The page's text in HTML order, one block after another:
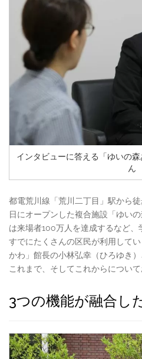
インタビューに答える「ゆいの
ん
都電荒川線「荒川二丁目」駅から
日にオープンした複合施設「ゆい
は来場者100万人を達成するなど
すでにたくさんの区民が利用して
かわ」館長の小林弘幸（ひろゆき
これまで、そしてこれからについ
3つの機能が融合し